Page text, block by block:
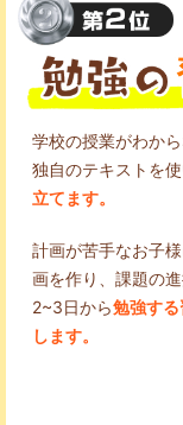
学校の授業がわか
独自のテキストを使
立てます。
計画が苦手なお子
画を作り、課題の
2~3日から勉強す
します。